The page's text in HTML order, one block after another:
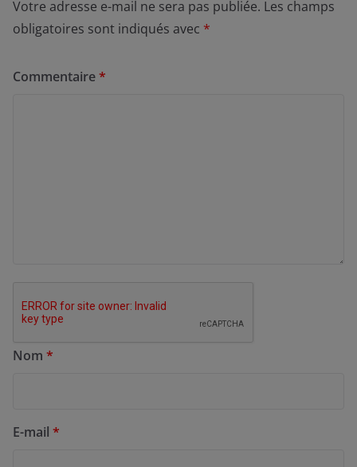
Votre adresse e-mail ne sera pas publiée. Les champs
obligatoires sont indiqués avec *
Commentaire*
Nom *
E-mail *